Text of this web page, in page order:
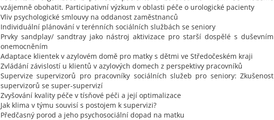
vzájemně obohatit. Participativní výzkum v oblasti péče o urologické pacienty
Vliv psychologické smlouvy na oddanost zaměstnanců
Individuální plánování v terénních sociálních službách se seniory
Prvky sandplay/ sandtray jako nástroj aktivizace pro starší dospělé s duševním
onemocněním
Adaptace klientek v azylovém domě pro matky s dětmi ve Středočeském kraji
Zvládání závislostí u klientů v azylových domech z perspektivy pracovníků
Supervize supervizorů pro pracovníky sociálních služeb pro seniory: Zkušenost
supervizorů se super-supervizí
Zvyšování kvality péče v tísňové péči a její optimalizace
Jak klima v týmu souvisí s postojem k supervizi?
Předčasný porod a jeho psychosociální dopad na matku